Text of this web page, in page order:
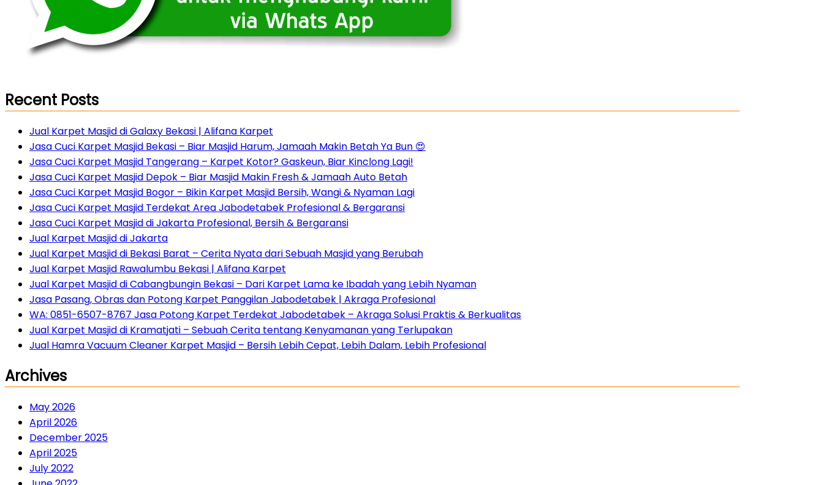
Recent Posts
Jual Karpet Masjid di Galaxy Bekasi | Alifana Karpet
Jasa Cuci Karpet Masjid Bekasi – Biar Masjid Harum, Jamaah Makin Betah Ya Bun 😍
Jasa Cuci Karpet Masjid Tangerang – Karpet Kotor? Gaskeun, Biar Kinclong Lagi!
Jasa Cuci Karpet Masjid Depok – Biar Masjid Makin Fresh & Jamaah Auto Betah
Jasa Cuci Karpet Masjid Bogor – Bikin Karpet Masjid Bersih, Wangi & Nyaman Lagi
Jasa Cuci Karpet Masjid Terdekat Area Jabodetabek Profesional & Bergaransi
Jasa Cuci Karpet Masjid di Jakarta Profesional, Bersih & Bergaransi
Jual Karpet Masjid di Jakarta
Jual Karpet Masjid di Bekasi Barat – Cerita Nyata dari Sebuah Masjid yang Berubah
Jual Karpet Masjid Rawalumbu Bekasi | Alifana Karpet
Jual Karpet Masjid di Cabangbungin Bekasi – Dari Karpet Lama ke Ibadah yang Lebih Nyaman
Jasa Pasang, Obras dan Potong Karpet Panggilan Jabodetabek | Akraga Profesional
WA: 0851-6507-8767 Jasa Potong Karpet Terdekat Jabodetabek – Akraga Solusi Praktis & Berkualitas
Jual Karpet Masjid di Kramatjati – Sebuah Cerita tentang Kenyamanan yang Terlupakan
Jual Hamra Vacuum Cleaner Karpet Masjid – Bersih Lebih Cepat, Lebih Dalam, Lebih Profesional
Archives
May 2026
April 2026
December 2025
April 2025
July 2022